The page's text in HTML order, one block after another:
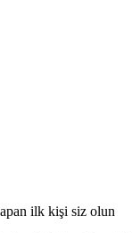
ilk kişi siz olun